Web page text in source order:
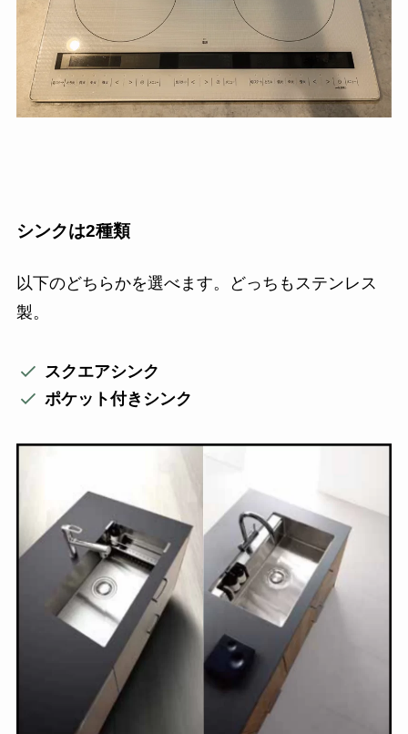
シンクは2種類
以下のどちらかを選べます。どっちもステンレス
製。
スクエアシンク
ポケット付きシンク